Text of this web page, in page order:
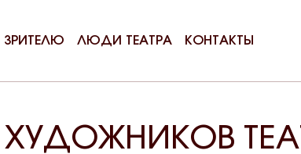
ЗРИТЕЛЮ ЛЮДИ ТЕАТРА КОНТАКТЫ